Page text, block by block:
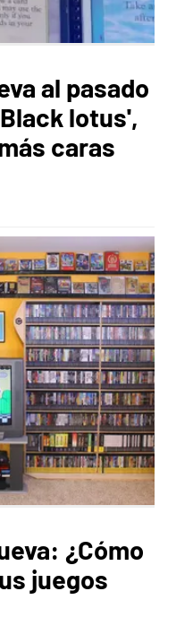
al pasado
lotus',
caras
¿Cómo
juegos